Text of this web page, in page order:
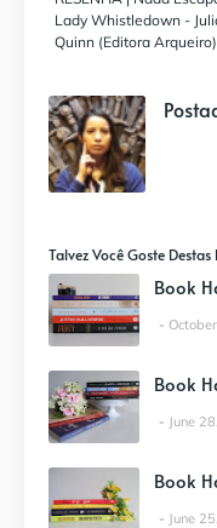
Lady Whistledown -
Quinn (Editora Arqueiro)
Talvez Você Goste Destas
Book
Book
June
Book
June